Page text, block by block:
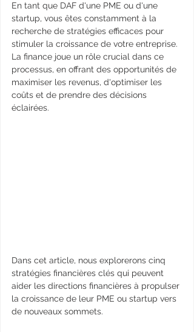
En tant que DAF d'une PME ou d'une
startup, vous êtes constamment à la
recherche de stratégies efficaces pour
stimuler la croissance de votre entreprise.
La finance joue un rôle crucial dans ce
processus, en offrant des opportunités de
maximiser les revenus, d'optimiser les
coûts et de prendre des décisions
éclairées.
Dans cet article, nous explorerons cinq
stratégies financières clés qui peuvent
aider les directions financières à propulser
la croissance de leur PME ou startup vers
de nouveaux sommets.